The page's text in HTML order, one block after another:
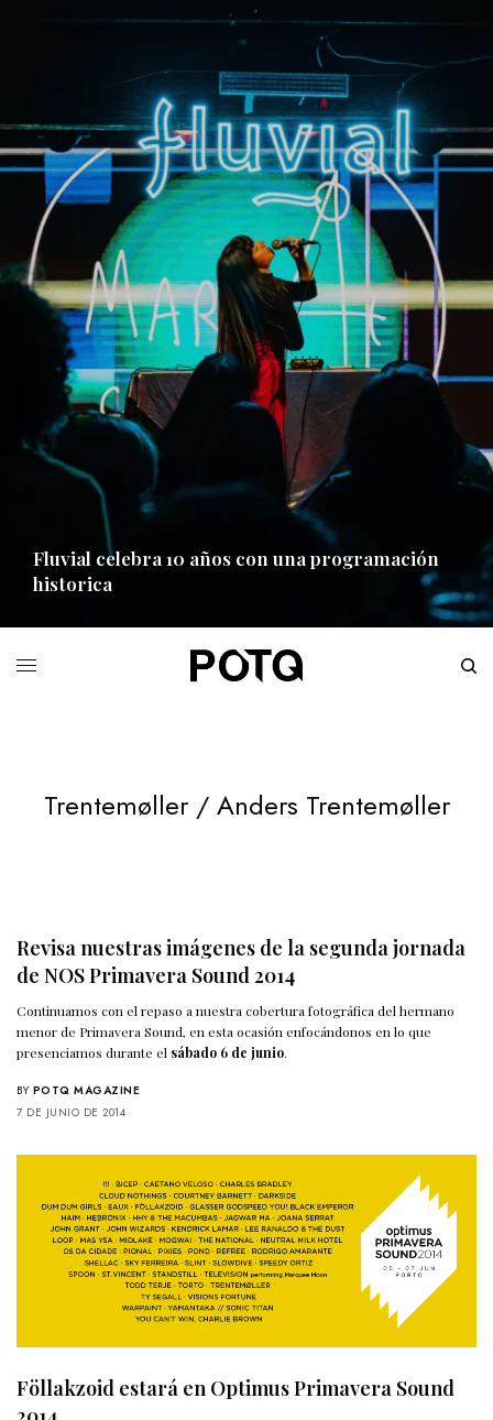
Fluvial celebra 10 años con una programación
historica
Trentemøller / Anders Trentemøller
Revisa nuestras imágenes de la segunda jornada
de NOS Primavera Sound 2014
Continuamos con el repaso a nuestra cobertura fotográfica del hermano
menor de Primavera Sound, en esta ocasión enfocándonos en lo que
presenciamos durante el sábado 6 de junio.
BY POTQ MAGAZINE
7 DE JUNIO DE 2014
Föllakzoid estará en Optimus Primavera Sound